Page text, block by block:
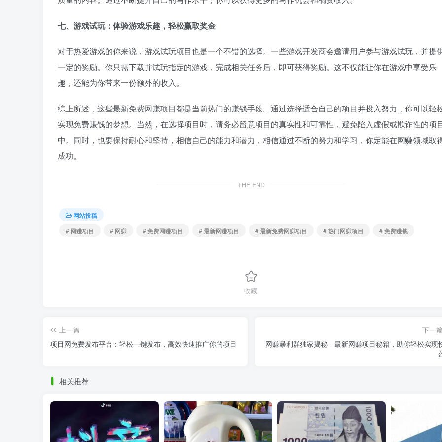
七、游戏试玩：体验游戏乐趣，轻松赢取奖金
对于热爱游戏的你来说，游戏试玩项目也是一个不错的选择。一些游戏开发商会邀请用户参与游戏试玩，并提
一定的奖励。你只需下载并试玩指定的游戏，完成相关任务后，即可获得奖励。这不仅能让你在游戏中享受乐
趣，还能为你带来一份额外的收入。
综上所述，这些最新免费网赚项目都是当前热门的赚钱手段。通过选择适合自己的项目并投入努力，你可以轻
实现免费赚钱的梦想。当然，在选择项目时，请务必留意项目的真实性和可靠性，避免陷入虚假或欺诈性的项
中。同时，也要保持耐心和坚持，相信自己的能力和潜力，相信通过不断的努力和学习，你定能在网赚领域取
成功。
THE END
网站投稿
# 网赚项目
# 网赚 # 免费网赚项目 # 最新网赚项目 # 最新免费网赚项目 # 热门网赚项目 # 免费赚钱
收藏
上一篇
项目网免费发布平台：轻松一键发布，高效快速推广你的项目
下一篇
网赚暴利群独家揭秘：最新网赚项目秘籍，助你轻松实现
相关推荐